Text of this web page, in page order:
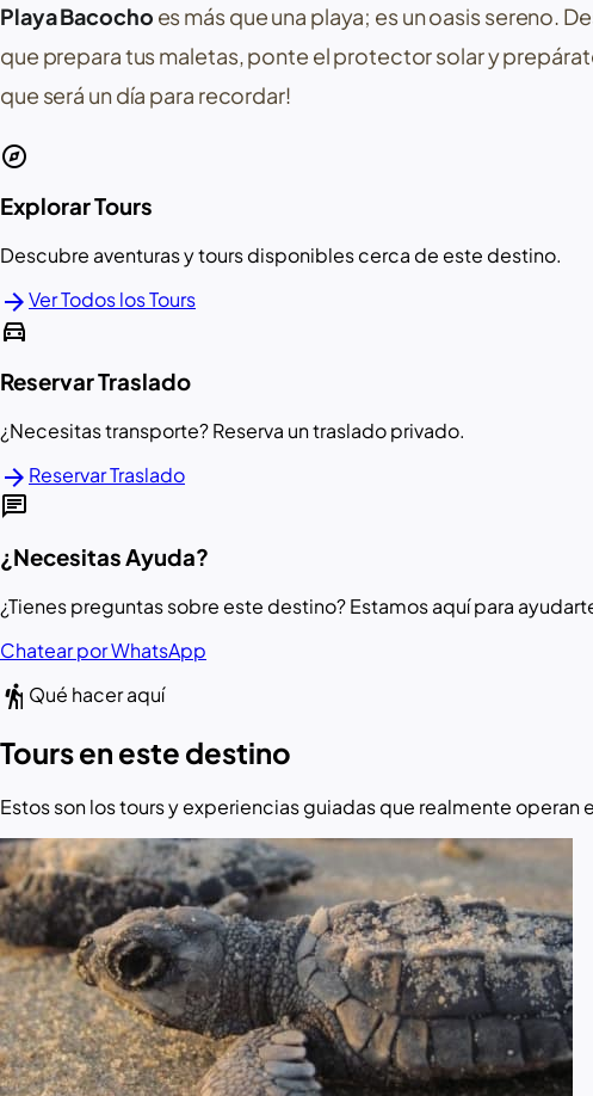
Playa Bacocho es más que una playa; es un oasis sereno.
que prepara tus maletas, ponte el protector solar y
que será un día para recordar!
explore
Explorar Tours
Descubre aventuras y tours disponibles cerca de este destino.
arrow_forwardVer Todos los Tours
directions_car
Reservar Traslado
¿Necesitas transporte? Reserva un traslado privado.
arrow_forward Reservar Traslado
chat
¿Necesitas Ayuda?
¿Tienes preguntas sobre este destino? Estamos aquí para
Chatear por WhatsApp
hiking Qué hacer aquí
Tours en este destino
Estos son los tours y experiencias guiadas que realmente